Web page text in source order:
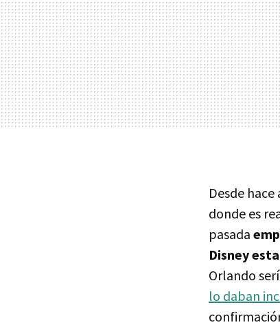
Desde
donde es
pasada
Disney
Orlando
lo daban